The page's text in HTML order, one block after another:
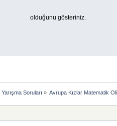
olduğunu gösteriniz.
Yarışma Soruları » Avrupa Kızlar Matematik